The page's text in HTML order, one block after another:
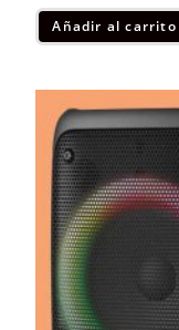
Añadir al carrito